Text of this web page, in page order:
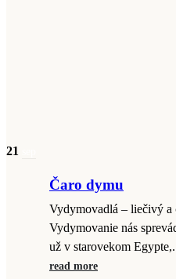
21
Čaro dymu
Vydymovadlá – liečivý a
Vydymovanie nás
už v starovekom
read more